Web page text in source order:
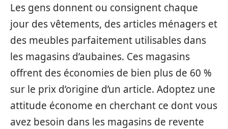
Les gens donnent ou consignent chaque
jour des vêtements, des articles ménagers et
des meubles parfaitement utilisables dans
les magasins d’aubaines. Ces magasins
offrent des économies de bien plus de 60 %
sur le prix d’origine d’un article. Adoptez une
attitude économe en cherchant ce dont vous
avez besoin dans les magasins de revente